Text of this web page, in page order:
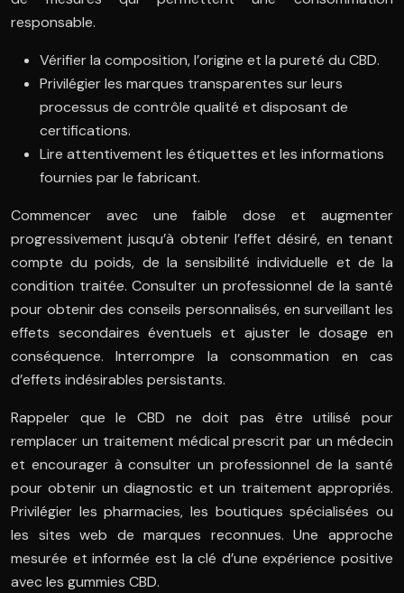
responsable.
Vérifier la composition, l’origine et la pureté du CBD.
Privilégier les marques transparentes sur leurs
processus de contrôle qualité et disposant de
certifications.
Lire attentivement les étiquettes et les informations
fournies par le fabricant.
Commencer avec une faible dose et augmenter
progressivement jusqu’à obtenir l’effet désiré, en tenant
compte du poids, de la sensibilité individuelle et de la
condition traitée. Consulter un professionnel de la santé
pour obtenir des conseils personnalisés, en surveillant les
effets secondaires éventuels et ajuster le dosage en
conséquence. Interrompre la consommation en cas
d’effets indésirables persistants.
Rappeler que le CBD ne doit pas être utilisé pour
remplacer un traitement médical prescrit par un médecin
et encourager à consulter un professionnel de la santé
pour obtenir un diagnostic et un traitement appropriés.
Privilégier les pharmacies, les boutiques spécialisées ou
les sites web de marques reconnues. Une approche
mesurée et informée est la clé d’une expérience positive
avec les gummies CBD.